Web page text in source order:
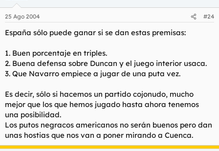
25 Ago 2004 #24
España sólo puede ganar si se dan estas premisas:
1. Buen porcentaje en triples.
2. Buena defensa sobre Duncan y el juego interior usaca.
3. Que Navarro empiece a jugar de una puta vez.
Es decir, sólo si hacemos un partido cojonudo, mucho
mejor que los que hemos jugado hasta ahora tenemos
una posibilidad.
Los putos negracos americanos no serán buenos pero dan
unas hostias que nos van a poner mirando a Cuenca.